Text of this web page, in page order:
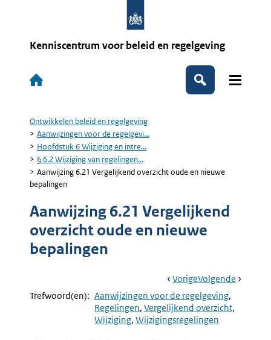
Kenniscentrum voor beleid en regelgeving
Hoofdnavigatie
Zoeken
Kruimelpad
Ontwikkelen beleid en regelgeving
Aanwijzingen voor de regelgevi...
Hoofdstuk 6 Wijziging en intre...
§ 6.2 Wijziging van regelingen...
Aanwijzing 6.21 Vergelijkend overzicht oude en nieuwe
bepalingen
Aanwijzing 6.21 Vergelijkend
overzicht oude en nieuwe
bepalingen
Book
Navigation
Ga
Naar
VorigePagina:
Aanwijzing
6.20
Verwijzingen
In
Ga
Naar
Volgende Pagina:
Trefwoord(en): Aanwijzingen voor de regelgeving
Regelingen Vergelijkend overzicht
Wijziging Wijzigingsregelingen